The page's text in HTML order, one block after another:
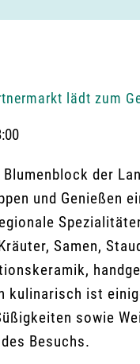
lädt zum
der
und
Samen,
kulinarisch ist
sowie
Besuchs.